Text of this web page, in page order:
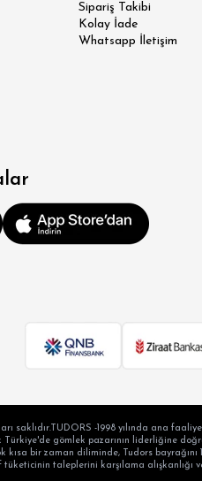
Sipariş Takibi
Kolay İade
Whatsapp İletişim
saklıdır.TUDORS -1998 yılında ana
Türkiye'de gömlek pazarının liderliğine
kısa bir zaman diliminde, Tudors
taleplerini karşılama alışkanlığı